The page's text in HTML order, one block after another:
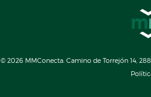
© 2026 MMConecta. Camino de Torrejón 14,